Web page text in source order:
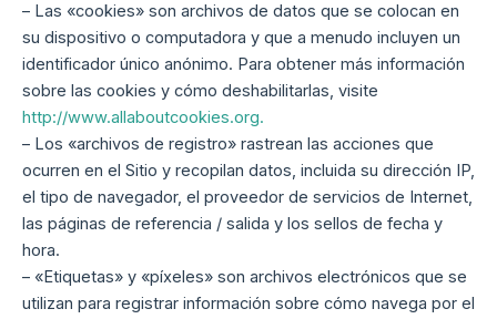
– Las «cookies» son archivos de datos que se colocan en
su dispositivo o computadora y que a menudo incluyen un
identificador único anónimo. Para obtener más información
sobre las cookies y cómo deshabilitarlas, visite
http://www.allaboutcookies.org.
– Los «archivos de registro» rastrean las acciones que
ocurren en el Sitio y recopilan datos, incluida su dirección IP,
el tipo de navegador, el proveedor de servicios de Internet,
las páginas de referencia / salida y los sellos de fecha y
hora.
– «Etiquetas» y «píxeles» son archivos electrónicos que se
utilizan para registrar información sobre cómo navega por el